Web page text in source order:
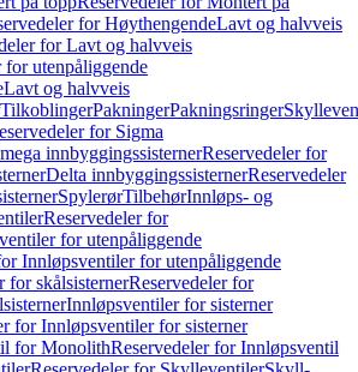
for HøythengendeLavt og halvveis
for Lavt og halvveis
for utenpåliggende
Lavt og halvveis
TilkoblingerPakningerPakningsringer
for Sigma
innbyggingssisternerReservedeler for
Delta innbyggingssisternerReservedeler
SpylerørTilbehørInnløps- og
Reservedeler for
for utenpåliggende
Innløpsventiler for utenpåliggende
for skålsisternerReservedeler for
Innløpsventiler for sisterner
for Innløpsventiler for sisterner
for MonolithReservedeler for Innløpsventil